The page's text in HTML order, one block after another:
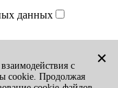
данных
✕
с
cookie. Продолжая